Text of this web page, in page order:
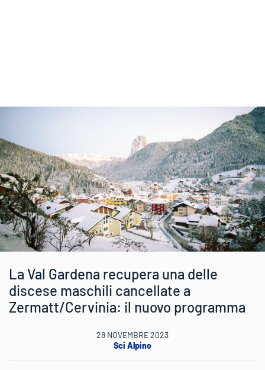
La Val Gardena recupera una delle
discese maschili cancellate a
Zermatt/Cervinia: il nuovo programma
28 NOVEMBRE 2023
Sci Alpino